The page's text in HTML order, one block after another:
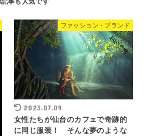
ファッション・ブランド
2023.07.09
女性たちが仙台のカフェで奇跡的
に同じ服装！ そんな夢のような